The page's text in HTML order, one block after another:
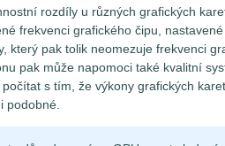
rozdíly u různých grafických
frekvenci grafického čipu,
který pak tolik neomezuje frekvenci
pak může napomoci také kvalitní
s tím, že výkony grafických
podobné.